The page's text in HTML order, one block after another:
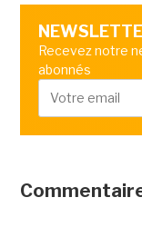
Recevez notre
abonnés